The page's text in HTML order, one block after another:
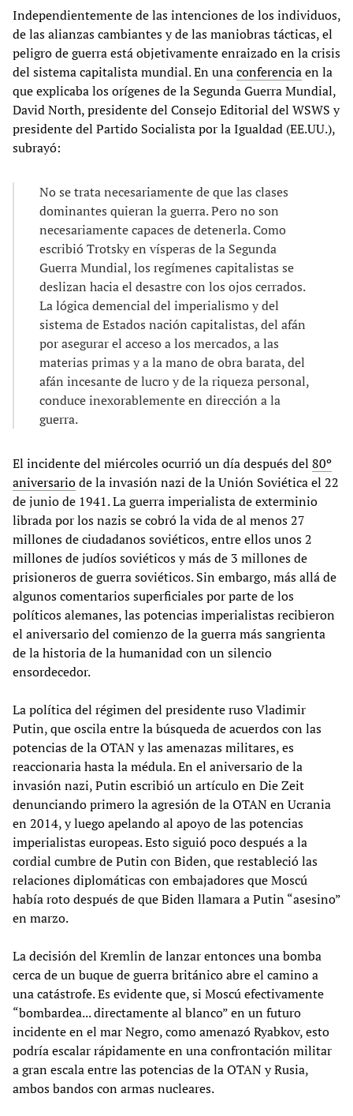
Independientemente de las intenciones de los individuos,
de las alianzas cambiantes y de las maniobras tácticas, el
peligro de guerra está objetivamente enraizado en la crisis
del sistema capitalista mundial. En unaconferenciaen la
que explicaba los orígenes de la Segunda Guerra Mundial,
David North, presidente del Consejo Editorial del WSWS y
presidente del Partido Socialista por la Igualdad (EE.UU.),
subrayó:
No se trata necesariamente de que las clases
dominantes quieran la guerra. Pero no son
necesariamente capaces de detenerla. Como
escribió Trotsky en vísperas de la Segunda
Guerra Mundial, los regímenes capitalistas se
deslizan hacia el desastre con los ojos cerrados.
La lógica demencial del imperialismo y del
sistema de Estados nación capitalistas, del afán
por asegurar el acceso a los mercados, a las
materias primas y a la mano de obra barata, del
afán incesante de lucro y de la riqueza personal,
conduce inexorablemente en dirección a la
guerra.
El incidente del miércoles ocurrió un día después del 80º
aniversariode la invasión nazi de la Unión Soviética el 22
de junio de 1941. La guerra imperialista de exterminio
librada por los nazis se cobró la vida de al menos 27
millones de ciudadanos soviéticos, entre ellos unos 2
millones de judíos soviéticos y más de 3 millones de
prisioneros de guerra soviéticos. Sin embargo, más allá de
algunos comentarios superficiales por parte de los
políticos alemanes, las potencias imperialistas recibieron
el aniversario del comienzo de la guerra más sangrienta
de la historia de la humanidad con un silencio
ensordecedor.
La política del régimen del presidente ruso Vladimir
Putin, que oscila entre la búsqueda de acuerdos con las
potencias de la OTAN y las amenazas militares, es
reaccionaria hasta la médula. En el aniversario de la
invasión nazi, Putin escribió un artículo en Die Zeit
denunciando primero la agresión de la OTAN en Ucrania
en 2014, y luego apelando al apoyo de las potencias
imperialistas europeas. Esto siguió poco después a la
cordial cumbre de Putin con Biden, que restableció las
relaciones diplomáticas con embajadores que Moscú
había roto después de que Biden llamara a Putin “asesino”
en marzo.
La decisión del Kremlin de lanzar entonces una bomba
cerca de un buque de guerra británico abre el camino a
una catástrofe. Es evidente que, si Moscú efectivamente
“bombardea... directamente al blanco” en un futuro
incidente en el mar Negro, como amenazó Ryabkov, esto
podría escalar rápidamente en una confrontación militar
a gran escala entre las potencias de la OTAN y Rusia,
ambos bandos con armas nucleares.